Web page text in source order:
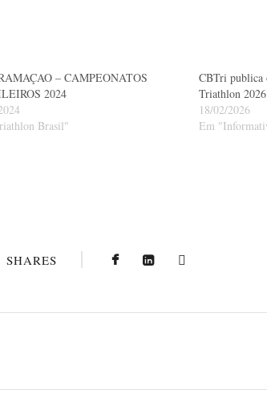
– CAMPEONATOS
2024
Brasil"
CBTri publica
Triathlon 2026
18/02/2026
Em
SHARES